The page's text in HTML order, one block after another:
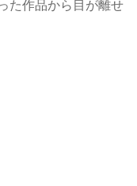
た作品から目が離せ